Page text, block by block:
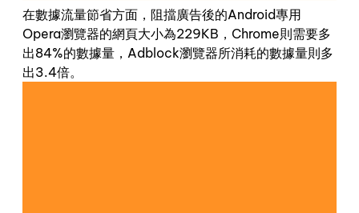
在數據流量節省方面，阻擋廣告後的Android專用
Opera瀏覽器的網頁大小為229KB，Chrome則需要多
出84%的數據量，Adblock瀏覽器所消耗的數據量則多
出3.4倍。